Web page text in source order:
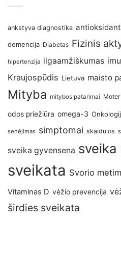
ankstyva diagnostika
demencija Diabetas Fizinis
hipertenzija ilgaamžiškumas
Kraujospūdis Lietuva maisto
Mityba mitybos patarimai
odos priežiūra omega-3
senėjimas simptomai skaidulos
sveika gyvensena sveika
sveikata Svorio
Vitaminas D vėžio prevencija
širdies sveikata